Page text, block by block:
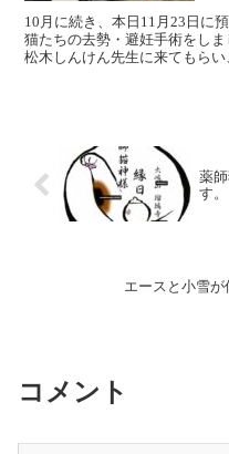
10月に続き、本日11月23日に
猫たちの去勢・避妊手術をし
松木しんけん先生に来てもら
薬
す。
エースと小雪が
コメント